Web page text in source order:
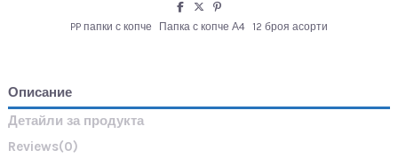
PP папки с копче Папка с копче А4 12 броя асорти
Описание
Детайли за продукта
Reviews(0)